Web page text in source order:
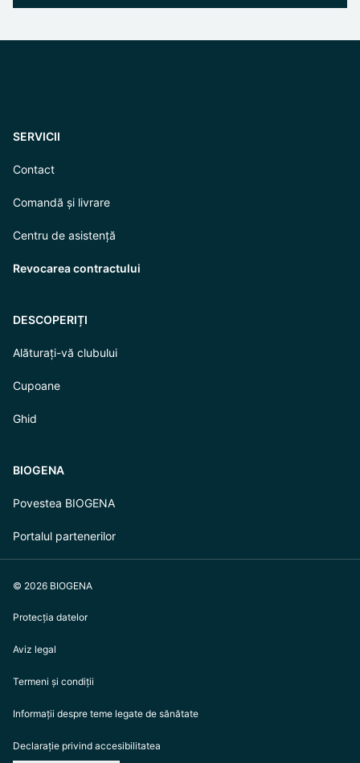
SERVICII
Contact
Comandă și livrare
Centru de asistență
Revocarea contractului
DESCOPERIȚI
Alăturați-vă clubului
Cupoane
Ghid
BIOGENA
Povestea BIOGENA
Portalul partenerilor
© 2026 BIOGENA
Protecția datelor
Aviz legal
Termeni și condiții
Informații despre teme legate de sănătate
Declarație privind accesibilitatea